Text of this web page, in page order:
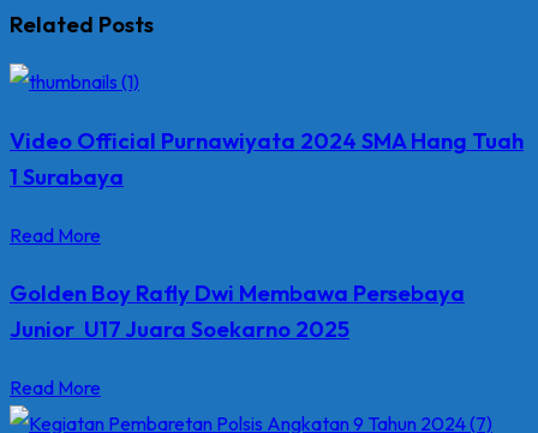
Related Posts
Video Official Purnawiyata 2024 SMA Hang Tuah
1 Surabaya
Read More
Golden Boy Rafly Dwi Membawa Persebaya
Junior U17 Juara Soekarno 2025
Read More